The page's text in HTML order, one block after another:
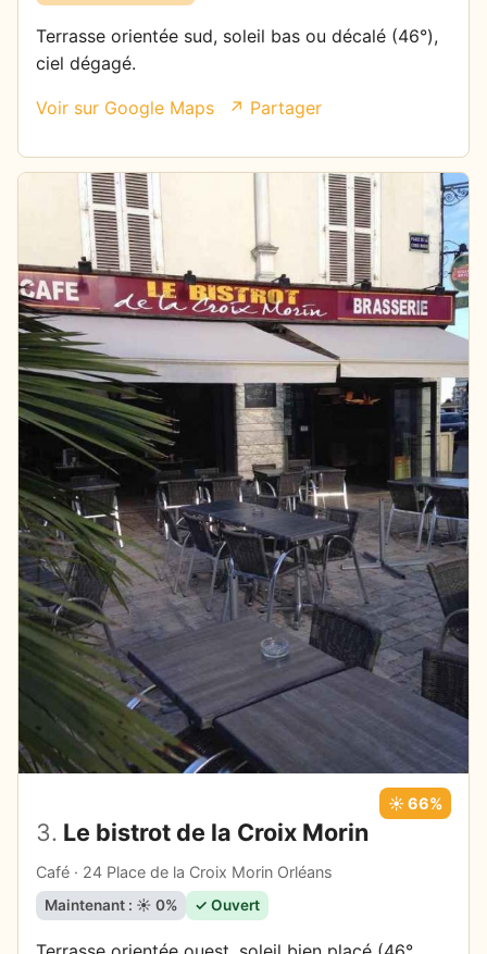
Terrasse orientée sud, soleil bas ou décalé (46°),
ciel dégagé.
Voir sur Google Maps ↗ Partager
3. Le bistrot de la Croix Morin
Café · 24 Place de la Croix Morin Orléans
☀️ 66%
Maintenant : ☀️ 0% ✓ Ouvert